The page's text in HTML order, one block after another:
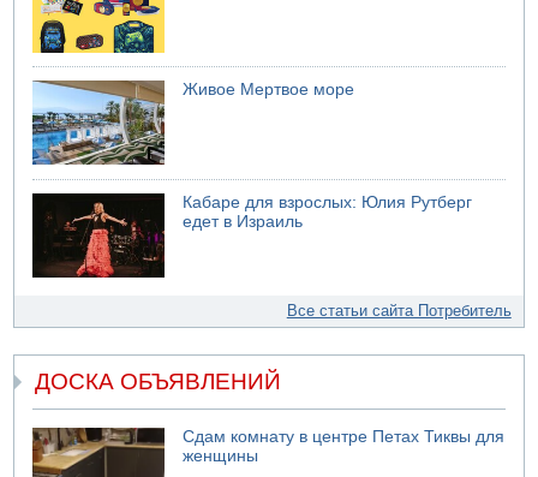
Живое Мертвое море
Кабаре для взрослых: Юлия Рутберг
едет в Израиль
Все статьи сайта Потребитель
ДОСКА ОБЪЯВЛЕНИЙ
Сдам комнату в центре Петах Тиквы для
женщины